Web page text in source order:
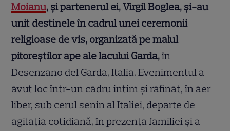
Moianu, și partenerul ei, Virgil Boglea, și-au
unit destinele în cadrul unei ceremonii
religioase de vis, organizată pe malul
pitoreștilor ape ale lacului Garda,în
Desenzano del Garda, Italia. Evenimentul a
avut loc într-un cadru intim și rafinat, în aer
liber, sub cerul senin al Italiei, departe de
agitația cotidiană, în prezența familiei și a